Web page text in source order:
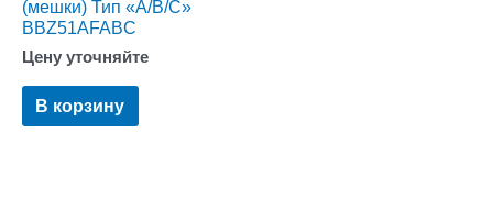
(мешки) Тип «A/B/C»
BBZ51AFABC
Цену уточняйте
В корзину